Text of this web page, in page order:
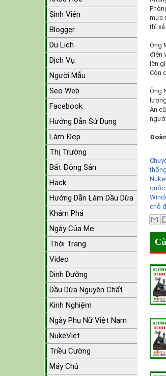
mực
thì
Ông
điện
lên
Còn
Ông
An
quốc
chỗ
Sinh Viên
Blogger
Du Lịch
Dịch Vụ
Người Mẫu
Seo Web
Facebook
Hướng Dẫn Sử Dụng
Làm Đẹp
Thị Trường
Bất Động Sản
Hack
Hướng Dẫn Làm Dầu Dừa
Khám Phá
Ngày Của Mẹ
Thời Trang
Video
Dinh Dưỡng
Dầu Dừa Nguyên Chất
Kinh Nghiệm
Ngày Phụ Nữ Việt Nam
NukeViet
Triều Cường
Máy Chủ